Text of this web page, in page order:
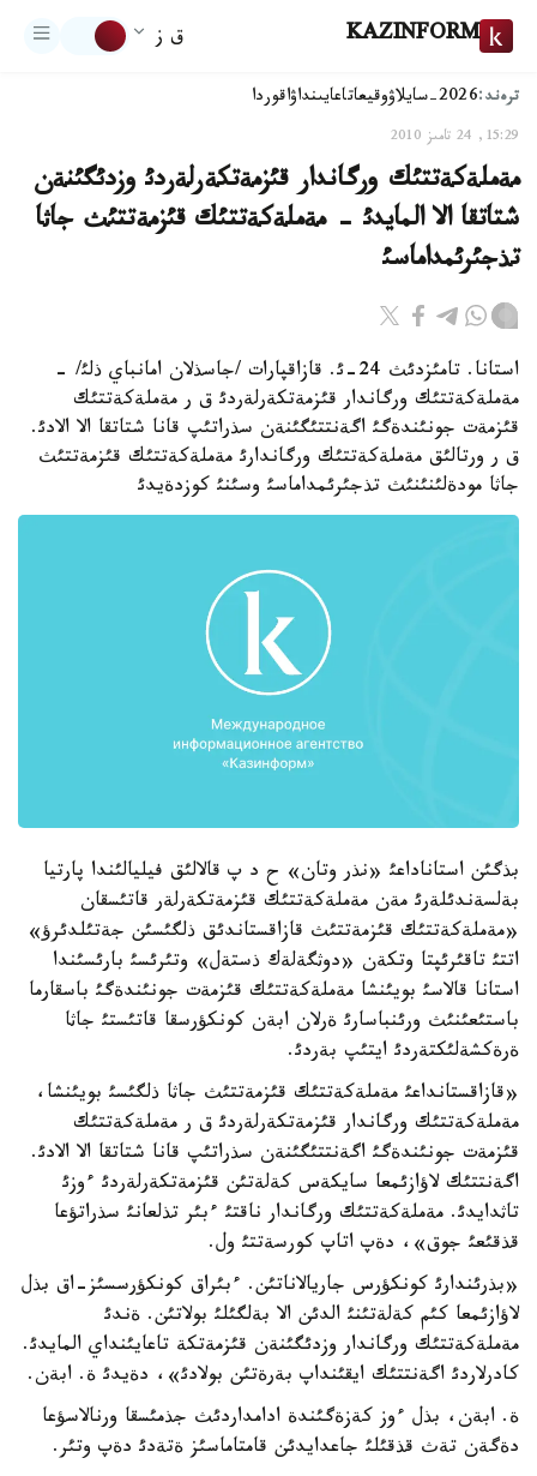
KAZINFORM ق ز
ترەند:2026-سايلاۋ وقيعاتاعايىنداۋاقوردا
15:29, 24 تامىز 2010
مةملةكةتتئك ورگاندار قئزمةتكةرلةردئ وزدئگئنةن
شتاتقا الا المايدئ - مةملةكةتتئك قئزمةتتئث جاثا
تذجئرئمداماسئ
استانا. تامئزدئث 24-ئ. قازاقپارات /جاسذلان امانباي ذلئ/ -
مةملةكةتتئك ورگاندار قئزمةتكةرلةردئ ق ر مةملةكةتتئك
قئزمةت جونئندةگئ اگةنتتئگئنةن سذراتئپ قانا شتاتقا الا الادئ.
ق ر ورتالئق مةملةكةتتئك ورگاندارئ مةملةكةتتئك قئزمةتتئث
جاثا مودةلئنئنئث تذجئرئمداماسئ وسئنئ كوزدةيدئ
بذگئن استاناداعئ «نذر وتان» ح د پ قالالئق فيليالئندا پارتيا
بةلسةندئلةرئ مةن مةملةكةتتئك قئزمةتكةرلةر قاتئسقان
«مةملةكةتتئك قئزمةتتئث قازاقستاندئق ذلگئسئن جةتئلدئرؤ»
اتتئ تاقئرئپتا وتكةن «دوثگةلةك ذستةل» وتئرئسئ بارئسئندا
استانا قالاسئ بويئنشا مةملةكةتتئك قئزمةت جونئندةگئ باسقارما
باستئعئنئث ورئنباسارئ ةرلان ابةن كونكؤرسقا قاتئستئ جاثا
ةرةكشةلئكتةردئ ايتئپ بةردئ.
«قازاقستانداعئ مةملةكةتتئك قئزمةتتئث جاثا ذلگئسئ بويئنشا،
مةملةكةتتئك ورگاندار قئزمةتكةرلةردئ ق ر مةملةكةتتئك
قئزمةت جونئندةگئ اگةنتتئگئنةن سذراتئپ قانا شتاتقا الا الادئ.
اگةنتتئك لاؤازئمعا سايكةس كةلةتئن قئزمةتكةرلةردئ ءوزئ
تاثدايدئ. مةملةكةتتئك ورگاندار ناقتئ ءبئر تذلعانئ سذراتؤعا
قذقئعئ جوق»، دةپ اتاپ كورسةتتئ ول.
«بذرئندارئ كونكؤرس جاريالاناتئن. ءبئراق كونكؤرسسئز-اق بذل
لاؤازئمعا كئم كةلةتئنئ الدئن الا بةلگئلئ بولاتئن. ةندئ
مةملةكةتتئك ورگاندار وزدئگئنةن قئزمةتكة تاعايئنداي المايدئ.
كادرلاردئ اگةنتتئك ايقئنداپ بةرةتئن بولادئ»، دةيدئ ة. ابةن.
ة. ابةن، بذل ءوز كةزةگئندة ادامداردئث جذمئسقا ورنالاسؤعا
دةگةن تةث قذقئلئ جاعدايدئن قامتاماسئز ةتةدئ دةپ وتئر.